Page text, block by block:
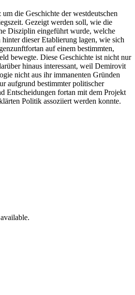
die Geschichte der westdeutschen
Gezeigt werden soll, wie die
Disziplin eingeführt wurde, welche
hinter dieser Etablierung lagen, wie sich
auf einem bestimmten,
bewegte. Diese Geschichte ist nicht nur
hinaus interessant, weil Demirovit
nicht aus ihr immanenten Gründen
aufgrund bestimmter politischer
Entscheidungen fortan mit dem Projekt
Politik assoziiert werden konnte.